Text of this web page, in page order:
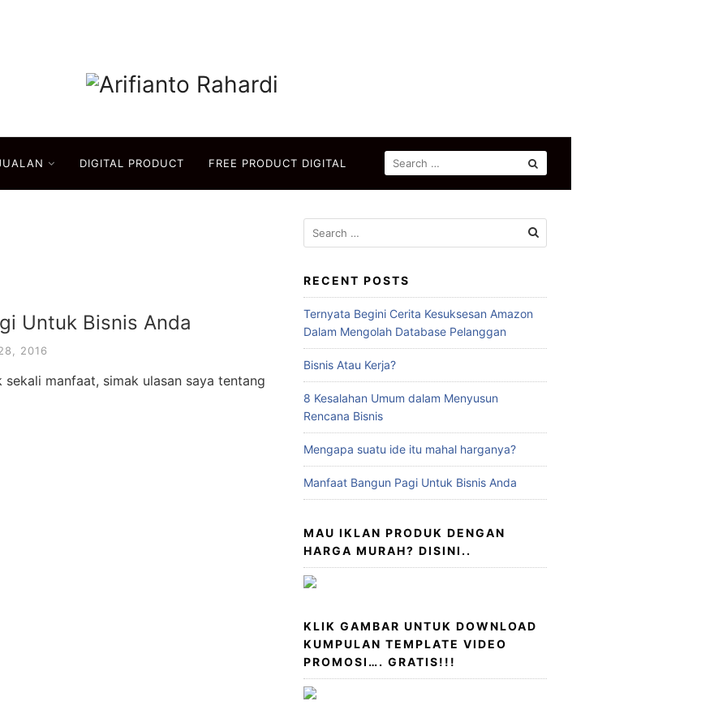
DIGITAL PRODUCT FREE PRODUCT DIGITAL
SEARCH
FOR:
Untuk Bisnis Anda
2016
manfaat, simak ulasan saya tentang
Search
for:
RECENT POSTS
Ternyata Begini Cerita Kesuksesan Amazon
Dalam Mengolah Database Pelanggan
Bisnis Atau Kerja?
8 Kesalahan Umum dalam Menyusun
Rencana Bisnis
Mengapa suatu ide itu mahal harganya?
Manfaat Bangun Pagi Untuk Bisnis Anda
MAU IKLAN PRODUK DENGAN
HARGA MURAH? DISINI..
KLIK GAMBAR UNTUK DOWNLOAD
KUMPULAN TEMPLATE VIDEO
PROMOSI…. GRATIS!!!